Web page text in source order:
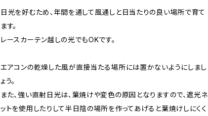
日光を好むため、年間を通して風通しと日当たりの良い場所で育て
ます。
レースカーテン越しの光でもOKです。
エアコンの乾燥した風が直接当たる場所には置かないようにしまし
ょう。
また、強い直射日光は、葉焼けや変色の原因となりますので、遮光ネ
ットを使用したりして半日陰の場所を作ってあげると葉焼けしにくく